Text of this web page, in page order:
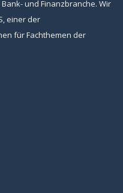
und Finanzbranche. Wir
einer der
für Fachthemen der